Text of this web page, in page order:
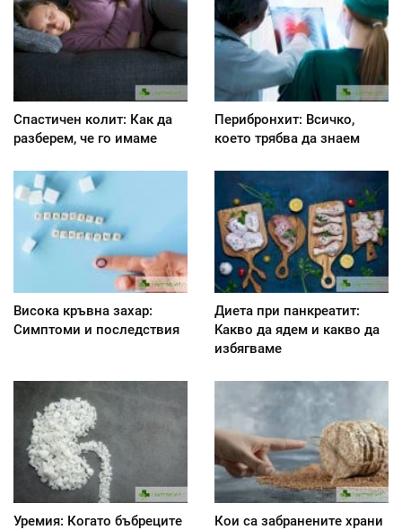
Спастичен колит: Как да
разберем, че го имаме
Перибронхит: Всичко,
което трябва да знаем
Висока кръвна захар:
Симптоми и последствия
Диета при панкреатит:
Kакво да ядем и какво да
избягваме
Уремия: Когато бъбреците
Кои са забранените храни